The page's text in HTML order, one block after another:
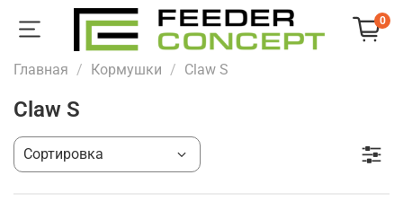
0
Главная Кормушки Claw S
Claw S